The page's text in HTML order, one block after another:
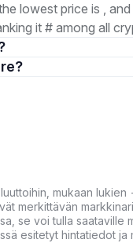
lowest price is ,
it # among all
there?
mukaan
merkittävän
se voi tulla saataville
esitetyt hintatiedot